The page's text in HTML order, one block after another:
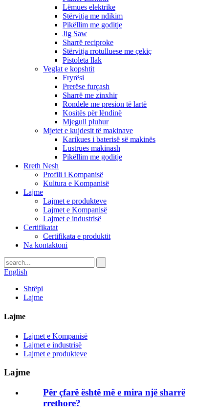
Lëmues elektrike
Stërvitja me ndikim
Pikëllim me goditje
Jig Saw
Sharrë reciproke
Stërvitja rrotulluese me çekiç
Pistoleta llak
Veglat e kopshtit
Fryrësi
Prerëse furçash
Sharrë me zinxhir
Rondele me presion të lartë
Kositës për lëndinë
Mjegull pluhur
Mjetet e kujdesit të makinave
Karikues i baterisë së makinës
Lustrues makinash
Pikëllim me goditje
Rreth Nesh
Profili i Kompanisë
Kultura e Kompanisë
Lajme
Lajmet e produkteve
Lajmet e Kompanisë
Lajmet e industrisë
Certifikatat
Certifikata e produktit
Na kontaktoni
English
Shtëpi
Lajme
Lajme
Lajmet e Kompanisë
Lajmet e industrisë
Lajmet e produkteve
Lajme
Për çfarë është më e mira një sharrë
rrethore?